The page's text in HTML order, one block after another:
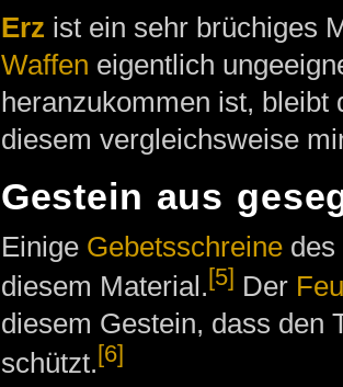
Erz ist ein sehr brüchiges
Waffen eigentlich
heranzukommen ist, bleibt
diesem vergleichsweise
Gestein aus
Einige Gebetsschreinedes
diesem Material.[5] Der
diesem Gestein, dass den
schützt.[6]